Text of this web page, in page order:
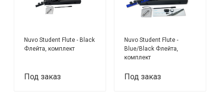
Nuvo Student Flute - Black
Флейта, комплект
Под заказ
Nuvo Student Flute -
Blue/Black Флейта,
комплект
Под заказ